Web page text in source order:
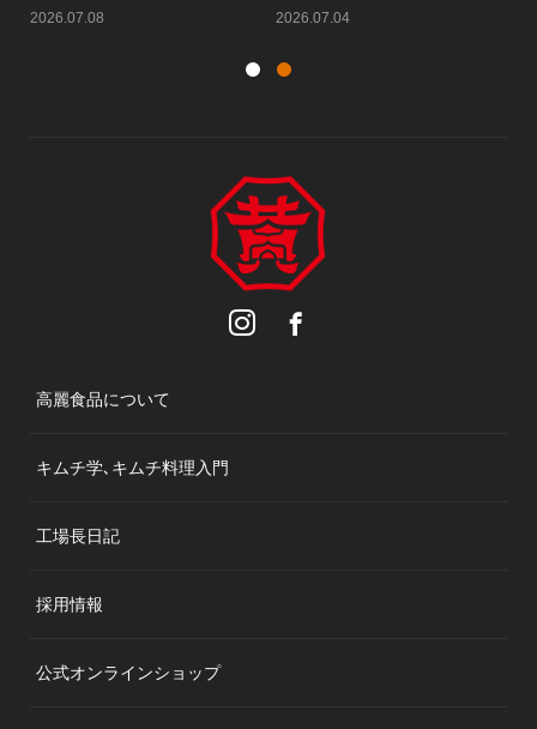
2026.07.08
2026.07.04
高麗食品について
キムチ学､キムチ料理入門
工場長日記
採用情報
公式オンラインショップ